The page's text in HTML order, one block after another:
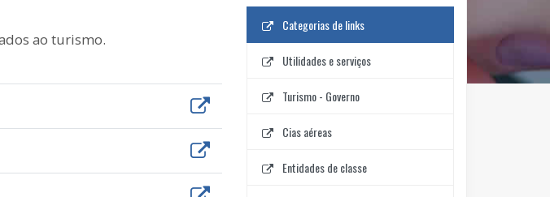
ao turismo.
Categorias de links
Utilidades e serviços
Turismo - Governo
Cias aéreas
Entidades de classe